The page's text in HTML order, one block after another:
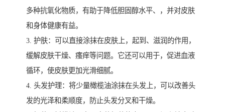
多种抗氧化物质，有助于降低胆固醇水平、，并对皮肤
和身体健康有益。
3. 护肤：可以直接涂抹在皮肤上，起到、滋润的作用，
缓解皮肤干燥、瘙痒等问题。它还可以用于，促进血液
循环，使皮肤更加光滑细腻。
4. 头发护理：将少量橄榄油涂抹在头发上，可以改善头
发的光泽和柔顺度，防止头发分叉和干燥。